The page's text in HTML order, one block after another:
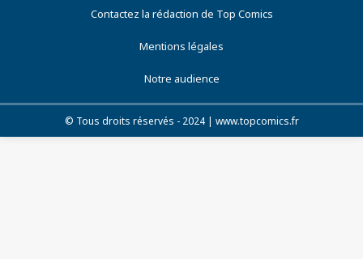
Contactez la rédaction de Top Comics
Mentions légales
Notre audience
© Tous droits réservés - 2024 | www.topcomics.fr